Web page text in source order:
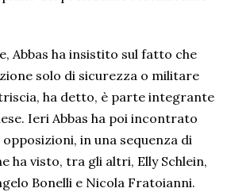
Abbas ha insistito sul fatto che
solo di sicurezza o militare
ha detto, è parte integrante
Ieri Abbas ha poi incontrato
in una sequenza di
ha visto, tra gli altri, Elly Schlein,
Bonelli e Nicola Fratoianni.